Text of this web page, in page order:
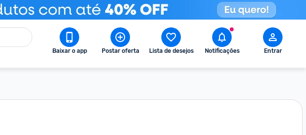
Baixar o app Postar oferta Lista de desejos Notificações Entrar